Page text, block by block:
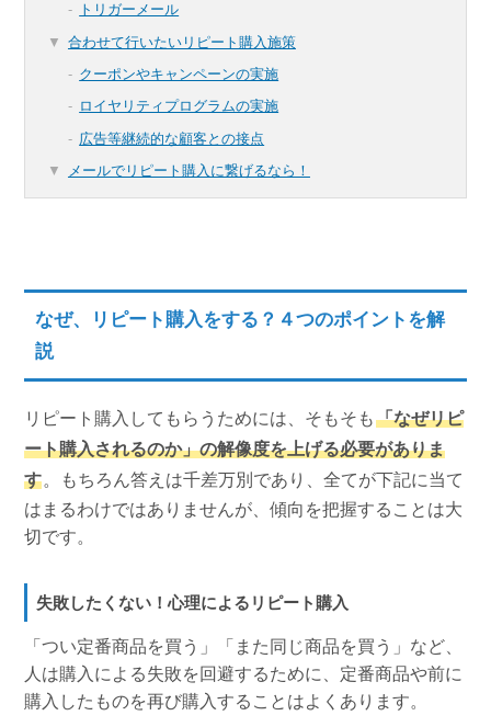
トリガーメール
合わせて行いたいリピート購入施策
クーポンやキャンペーンの実施
ロイヤリティプログラムの実施
広告等継続的な顧客との接点
メールでリピート購入に繋げるなら！
なぜ、リピート購入をする？４つのポイントを解
説
リピート購入してもらうためには、そもそも「なぜリピ
ート購入されるのか」の解像度を上げる必要がありま
す。もちろん答えは千差万別であり、全てが下記に当て
はまるわけではありませんが、傾向を把握することは大
切です。
失敗したくない！心理によるリピート購入
「つい定番商品を買う」「また同じ商品を買う」など、
人は購入による失敗を回避するために、定番商品や前に
購入したものを再び購入することはよくあります。